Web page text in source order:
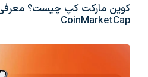
کوین مارکت کپ چیست؟
CoinMarketCap